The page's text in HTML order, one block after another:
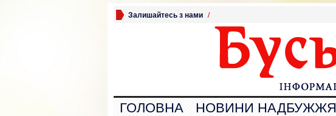
Залишайтесь з нами /
ГОЛОВНА НОВИНИ НАДБУЖЖЯ